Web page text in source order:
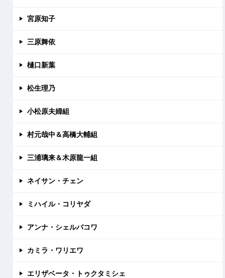
宮原知子
三原舞依
樋口新葉
松生理乃
小松原夫婦組
村元哉中＆高橋大輔組
三浦璃来＆木原龍一組
ネイサン・チェン
ミハイル・コリヤダ
アンナ・シェルバコワ
カミラ・ワリエワ
エリザベータ・トゥクタミシェ